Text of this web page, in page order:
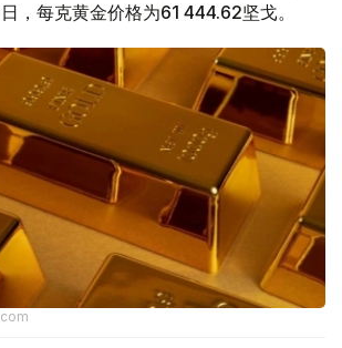
，每克黄金价格为61 444.62坚戈。